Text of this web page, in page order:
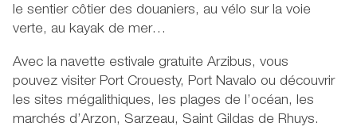
le sentier côtier des douaniers, au vélo sur la voie
verte, au kayak de mer…
Avec la navette estivale gratuite Arzibus, vous
pouvez visiter Port Crouesty, Port Navalo ou découvrir
les sites mégalithiques, les plages de l’océan, les
marchés d’Arzon, Sarzeau, Saint Gildas de Rhuys.